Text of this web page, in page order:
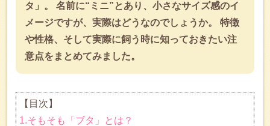
タ」。 名前に“ミニ”とあり、小さなサイズ感のイ
メージですが、実際はどうなのでしょうか。 特徴
や性格、そして実際に飼う時に知っておきたい注
意点をまとめてみました。
【目次】
1.そもそも「ブタ」とは？